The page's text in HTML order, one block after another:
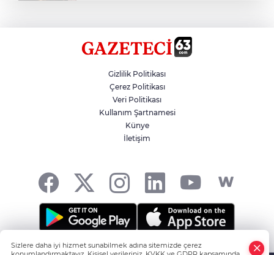
Siverek’te Mahmut Gülel Dönemi
Filistin Konvoyuna Coşkulu Karşılama
Gizlilik Politikası
Çerez Politikası
Veri Politikası
Kullanım Şartnamesi
Künye
İletişim
Şanlıurfa'nın Haber Noktası... -HABER YAZILIMIve
Sizlere daha iyi hizmet sunabilmek adına sitemizde çerez